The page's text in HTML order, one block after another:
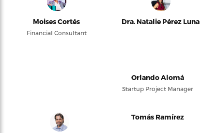
Moises Cortés
Financial Consultant
Dra. Natalie Pérez Luna
Orlando Alomá
Startup Project Manager
Tomás Ramírez